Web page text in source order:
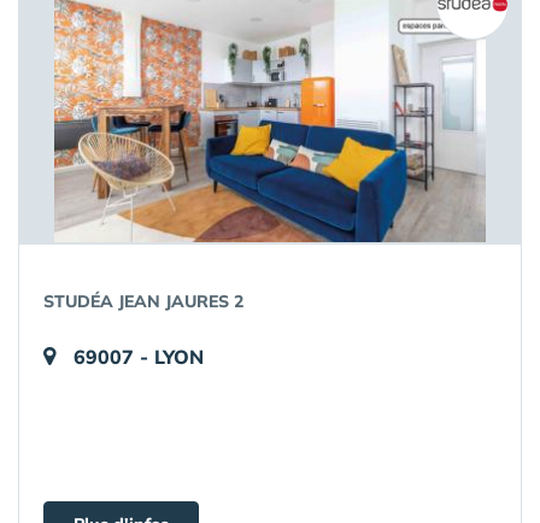
STUDÉA JEAN JAURES 2
69007 - LYON